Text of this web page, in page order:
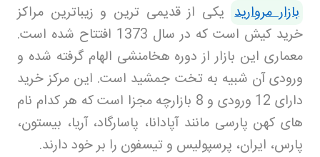
بازار مروارید یکی از قدیمی ترین و زیباترین مراکز
خرید کیش است که در سال 1373 افتتاح شده است.
معماری این بازار از دوره هخامنشی الهام گرفته شده و
ورودی آن شبیه به تخت جمشید است. این مرکز خرید
دارای 12 ورودی و 8 بازارچه مجزا است که هر کدام نام
های کهن پارسی مانند آپادانا، پاسارگاد، آریا، بیستون،
پارس، ایران، پرسپولیس و تیسفون را بر خود دارند.